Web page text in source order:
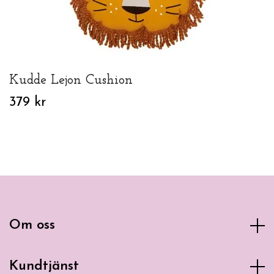
Kudde Lejon Cushion
379 kr
Om oss
Kundtjänst